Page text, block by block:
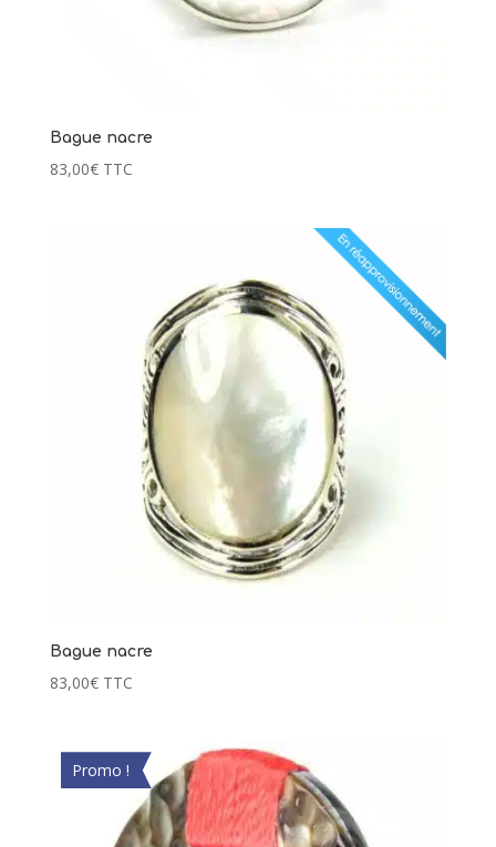
Bague nacre
83,00€ TTC
Bague nacre
83,00€ TTC
Promo !